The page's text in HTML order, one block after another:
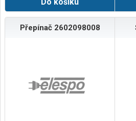
Přepínač 2602098008